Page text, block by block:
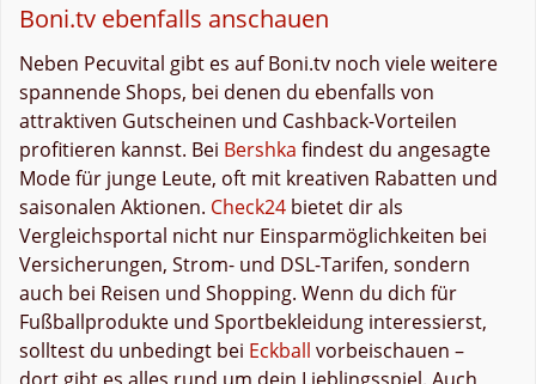
Boni.tv ebenfalls anschauen
Neben Pecuvital gibt es auf Boni.tv noch viele weitere
spannende Shops, bei denen du ebenfalls von
attraktiven Gutscheinen und Cashback-Vorteilen
profitieren kannst. Bei Bershka findest du angesagte
Mode für junge Leute, oft mit kreativen Rabatten und
saisonalen Aktionen. Check24 bietet dir als
Vergleichsportal nicht nur Einsparmöglichkeiten bei
Versicherungen, Strom- und DSL-Tarifen, sondern
auch bei Reisen und Shopping. Wenn du dich für
Fußballprodukte und Sportbekleidung interessierst,
solltest du unbedingt bei Eckball vorbeischauen –